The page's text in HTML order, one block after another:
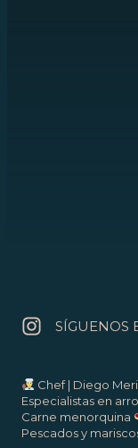
SÍGUENOS
Chef | Diego
Especialistas en
Carne menorquina
Pescados y